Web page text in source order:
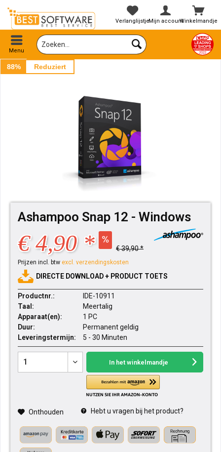
Winkelmandje
VerlanglijstjeMijn account
Menu
88% Reduziert
Ashampoo Snap 12 - Windows
€ 4,90 * € 39,90 *
Prijzen incl. btw excl. verzendingskosten
DIRECTE DOWNLOAD + PRODUCT TOETS
Productnr.:
IDE-10911
Taal:
Meertalig
Apparaat(en):
1 PC
Duur:
Permanent geldig
Leveringstermijn:
5 - 30 Minuten
In het winkelmandje
Onthouden Hebt u vragen bij het product?